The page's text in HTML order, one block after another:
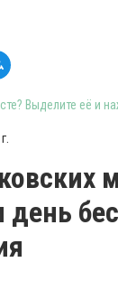
Выделите её и